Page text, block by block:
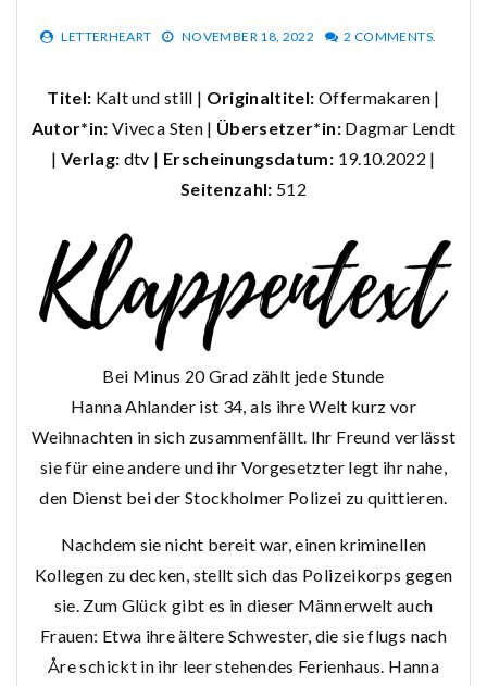
LETTERHEART NOVEMBER 18, 2022 2 COMMENTS.
Titel: Kalt und still | Originaltitel: Offermakaren |
Autor*in:Viveca Sten | Übersetzer*in:Dagmar Lendt
| Verlag: dtv | Erscheinungsdatum: 19.10.2022 |
Seitenzahl: 512
Bei Minus 20 Grad zählt jede Stunde
Hanna Ahlander ist 34, als ihre Welt kurz vor
Weihnachten in sich zusammenfällt. Ihr Freund verlässt
sie für eine andere und ihr Vorgesetzter legt ihr nahe,
den Dienst bei der Stockholmer Polizei zu quittieren.
Nachdem sie nicht bereit war, einen kriminellen
Kollegen zu decken, stellt sich das Polizeikorps gegen
sie. Zum Glück gibt es in dieser Männerwelt auch
Frauen: Etwa ihre ältere Schwester, die sie flugs nach
Åre schickt in ihr leer stehendes Ferienhaus. Hanna